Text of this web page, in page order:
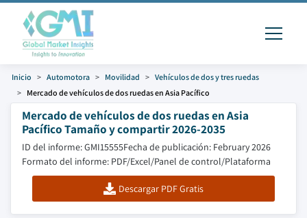
Inicio Automotora Movilidad
Vehículos de dos y tres ruedas
Mercado de vehículos de dos ruedas en Asia Pacífico
Mercado de vehículos de dos ruedas en Asia
Pacífico Tamaño y compartir 2026-2035
ID del informe: GMI15555Fecha de publicación: February 2026
Formato del informe: PDF/Excel/Panel de control/Plataforma
Descargar PDF Gratis